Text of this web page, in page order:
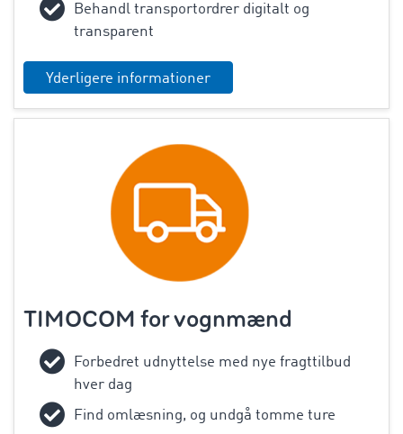
Behandl transportordrer digitalt og
transparent
Yderligere informationer
TIMOCOM forvognmænd
Forbedret udnyttelse med nye fragttilbud
hver dag
Find omlæsning, og undgå tomme ture